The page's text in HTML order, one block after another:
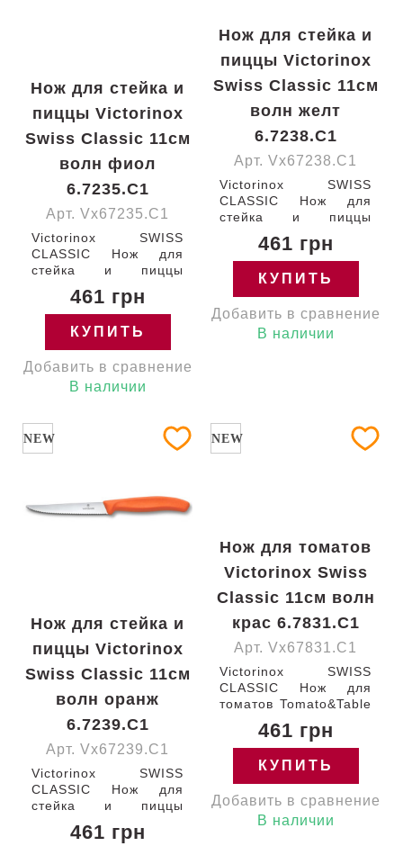
Нож для стейка и
пиццы Victorinox
Swiss Classic 11см
волн фиол
6.7235.C1
Арт. Vx67235.C1
Victorinox SWISS
CLASSIC Нож для
стейка и пиццы
лезвием 11 см /
кончик вверх /
серрейторное / с
фиолетовой ручкой
(BP) 120-11-w
Швейцария 6.7235.C1
461 грн
КУПИТЬ
Добавить в сравнение
В наличии
Нож для стейка и
пиццы Victorinox
Swiss Classic 11см
волн желт
6.7238.C1
Арт. Vx67238.C1
Victorinox SWISS
CLASSIC Нож для
стейка и пиццы
лезвием 11 см /
кончик вверх /
серрейторное / с
желтой ручкой (BP)
120-11-w Швейцария
6.7238.C1 Гарантия:
461 грн
КУПИТЬ
Добавить в сравнение
В наличии
NEW
Нож для стейка и
пиццы Victorinox
Swiss Classic 11см
волн оранж
6.7239.C1
Арт. Vx67239.C1
Victorinox SWISS
CLASSIC Нож для
стейка и пиццы
лезвием 11 см /
461 грн
NEW
Нож для томатов
Victorinox Swiss
Classic 11см волн
крас 6.7831.C1
Арт. Vx67831.C1
Victorinox SWISS
CLASSIC Нож для
томатов Tomato&Table
закругленный кончик /
серрейторное / с
красной ручкой (BP)
111-11-w Швейцария
6.7831.C1 Гарантия:
пожизненная
461 грн
КУПИТЬ
Добавить в сравнение
В наличии